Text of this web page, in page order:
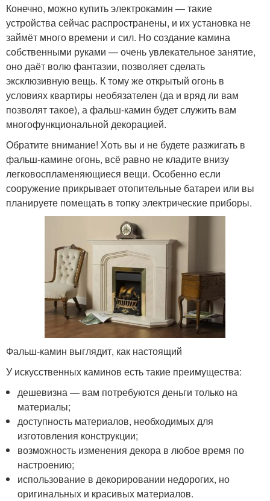
Конечно, можно купить электрокамин — такие
устройства сейчас распространены, и их установка не
займёт много времени и сил. Но создание камина
собственными руками — очень увлекательное занятие,
оно даёт волю фантазии, позволяет сделать
эксклюзивную вещь. К тому же открытый огонь в
условиях квартиры необязателен (да и вряд ли вам
позволят такое), а фальш-камин будет служить вам
многофункциональной декорацией.
Обратите внимание! Хоть вы и не будете разжигать в
фальш-камине огонь, всё равно не кладите внизу
легковоспламеняющиеся вещи. Особенно если
сооружение прикрывает отопительные батареи или вы
планируете помещать в топку электрические приборы.
Фальш-камин выглядит, как настоящий
У искусственных каминов есть такие преимущества:
дешевизна — вам потребуются деньги только на
материалы;
доступность материалов, необходимых для
изготовления конструкции;
возможность изменения декора в любое время по
настроению;
использование в декорировании недорогих, но
оригинальных и красивых материалов.